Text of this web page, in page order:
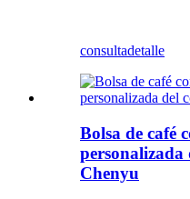
consultadetalle
Bolsa de café
personalizada
Chenyu